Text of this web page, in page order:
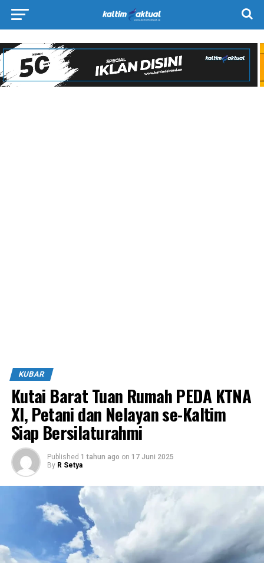
KUBAR
Kutai Barat Tuan Rumah PEDA KTNA
XI, Petani dan Nelayan se-Kaltim
Siap Bersilaturahmi
Published 1 tahun ago on 17 Juni 2025
By R Setya